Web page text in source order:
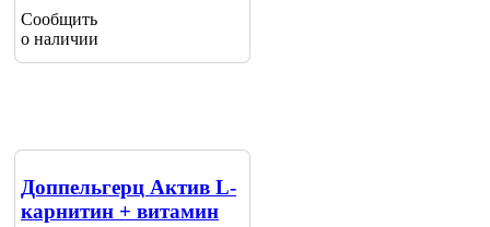
Сообщить
о наличии
Доппельгерц Актив L-
карнитин + витамин